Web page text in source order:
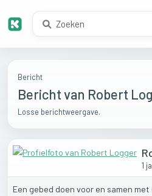
Bericht
Bericht van Robert
Losse berichtweergave.
1
Een gebed doen voor en samen met